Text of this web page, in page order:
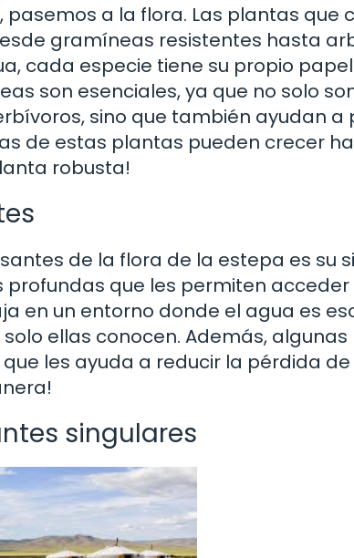
a la flora. Las plantas que
gramíneas resistentes hasta
cada especie tiene su propio
son esenciales, ya que no solo
sino que también ayudan a
de estas plantas pueden crecer
robusta!
de la flora de la estepa es su
que les permiten
en un entorno donde el agua es
ellas conocen. Además,
les ayuda a reducir la pérdida de
singulares